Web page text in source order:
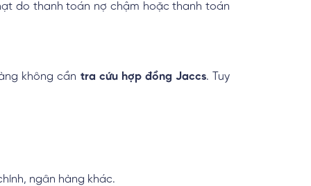
do thanh toán nợ chậm hoặc thanh toán
không cần tra cứu hợp đồng Jaccs. Tuy
ngân hàng khác.